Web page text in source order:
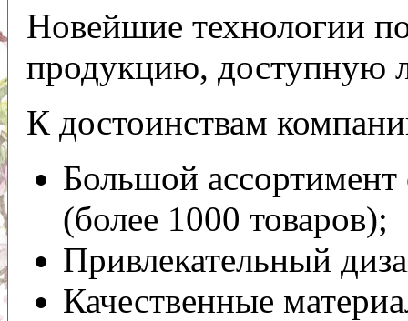
Новейшие технологии
продукцию, доступную
К достоинствам
Большой
(более 1000 товаров);
Привлекательный
Качественные